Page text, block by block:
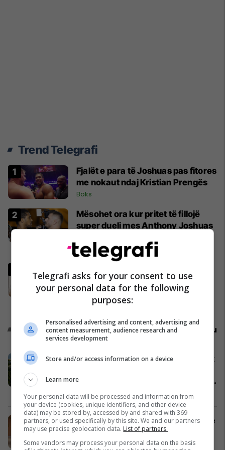
Trend Telegrafi
Fjalët e para të Joshuas pas fitores
me nokaut ndaj Kristian Prengës
Boks
Mësohet ora kur pritet të fillojë
super dueli mes Anthony Joshuas
Boks
kaloi pushimet me shokun e tij të
ekipit kombëtar, afërsia e tyre
shkakton reagime të mëdha
Përfaqësueset
Promo Reklamo këtu
Baks Bay, projekti me i madh turistik
Real Kosova: Vizitoni shtandin dhe
zbuloni mundësitë e investimit
Ananas Impex sjell në treg produkte
të reja për çdo shije dhe gatim
Ananas Impex
Telegrafi asks for your consent to use
your personal data for the following
purposes:
Personalised advertising and content, advertising and
content measurement, audience research and
services development
Store and/or access information on a device
Learn more
Your personal data will be processed and information from
your device (cookies, unique identifiers, and other device
data) may be stored by, accessed by and shared with 369
partners, or used specifically by this site. We and our partners
may use precise geolocation data. List of partners.
Some vendors may process your personal data on the basis